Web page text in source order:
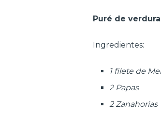
Puré de
Ingredientes:
1 filete de
2 Papas
2 Zanahorias